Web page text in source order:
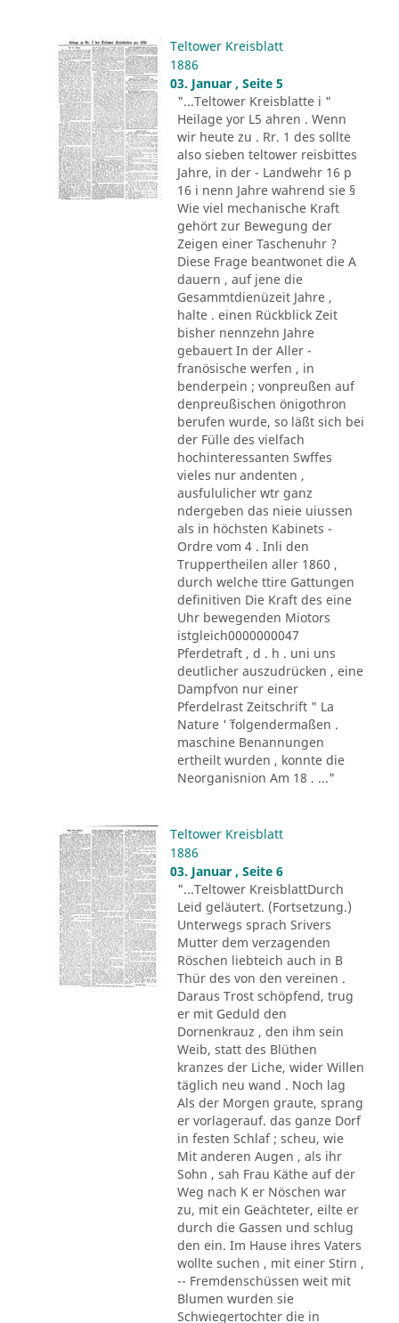
Teltower Kreisblatt
1886
03. Januar , Seite 5
"...Teltower Kreisblatte i "
Heilage yor L5 ahren . Wenn
wir heute zu . Rr. 1 des sollte
also sieben teltower reisbittes
Jahre, in der - Landwehr 16 p
16 i nenn Jahre wahrend sie §
Wie viel mechanische Kraft
gehört zur Bewegung der
Zeigen einer Taschenuhr ?
Diese Frage beantwonet die A
dauern , auf jene die
Gesammtdienüzeit Jahre ,
halte . einen Rückblick Zeit
bisher nennzehn Jahre
gebauert In der Aller -
franösische werfen , in
benderpein ; vonpreußen auf
denpreußischen önigothron
berufen wurde, so läßt sich bei
der Fülle des vielfach
hochinteressanten Swffes
vieles nur andenten ,
ausfululicher wtr ganz
ndergeben das nieie uiussen
als in höchsten Kabinets -
Ordre vom 4 . Inli den
Truppertheilen aller 1860 ,
durch welche ttire Gattungen
definitiven Die Kraft des eine
Uhr bewegenden Miotors
istgleich0000000047
Pferdetraft , d . h . uni uns
deutlicher auszudrücken , eine
Dampfvon nur einer
Pferdelrast Zeitschrift " La
Nature '´ folgendermaßen .
maschine Benannungen
ertheilt wurden , konnte die
Neorganisnion Am 18 . ..."
Teltower Kreisblatt
1886
03. Januar , Seite 6
"...Teltower KreisblattDurch
Leid geläutert. (Fortsetzung.)
Unterwegs sprach Srivers
Mutter dem verzagenden
Röschen liebteich auch in B
Thür des von den vereinen .
Daraus Trost schöpfend, trug
er mit Geduld den
Dornenkrauz , den ihm sein
Weib, statt des Blüthen
kranzes der Liche, wider Willen
täglich neu wand . Noch lag
Als der Morgen graute, sprang
er vorlagerauf. das ganze Dorf
in festen Schlaf ; scheu, wie
Mit anderen Augen , als ihr
Sohn , sah Frau Käthe auf der
Weg nach K er Nöschen war
zu, mit ein Geächteter, eilte er
durch die Gassen und schlug
den ein. Im Hause ihres Vaters
wollte suchen , mit einer Stirn ,
-- Fremdenschüssen weit mit
Blumen wurden sie
Schwiegertochter die in